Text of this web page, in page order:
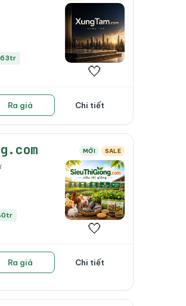
🤍
Ra giá Chi tiết
MỚI SALE
🤍
Ra giá Chi tiết